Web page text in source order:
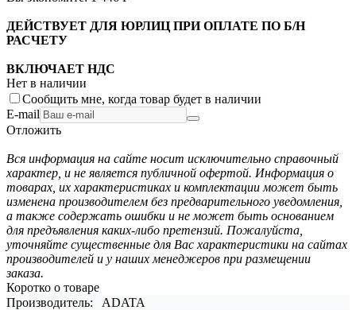
ДЕЙСТВУЕТ ДЛЯ ЮРЛИЦ ПРИ ОПЛАТЕ ПО Б/Н
РАСЧЕТУ
ВКЛЮЧАЕТ НДС
Нет в наличии
Сообщить мне, когда товар будет в наличии
E-mail
Отложить
Вся информация на сайте носит исключительно справочный
характер, и не является публичной офертой. Информация о
товарах, их характеристиках и комплектации может быть
изменена производителем без предварительного уведомления,
а также содержать ошибки и не может быть основанием
для предъявления каких-либо претензий. Пожалуйста,
уточняйте существенные для Вас характеристики на сайтах
производителей и у наших менеджеров при размещении
заказа.
Коротко о товаре
Производитель:
ADATA